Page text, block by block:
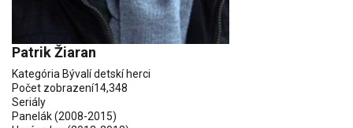
Patrik Žiaran
Kategória Bývalí detskí herci
Počet zobrazení14,348
Seriály
Panelák(2008-2015)